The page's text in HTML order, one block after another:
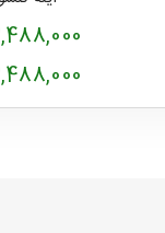
33,488,000
33,488,000